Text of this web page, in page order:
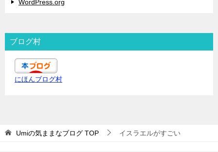
WordPress.org
ブログ村
にほんブログ村
Umiの気ままなブログ TOP イスラエルがすごい